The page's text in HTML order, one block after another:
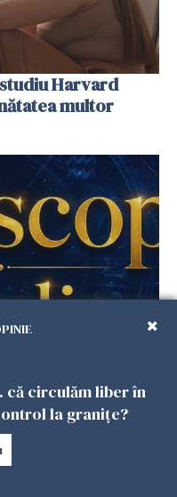
Harvard
multor
uși
că circulăm liber în
la granițe?